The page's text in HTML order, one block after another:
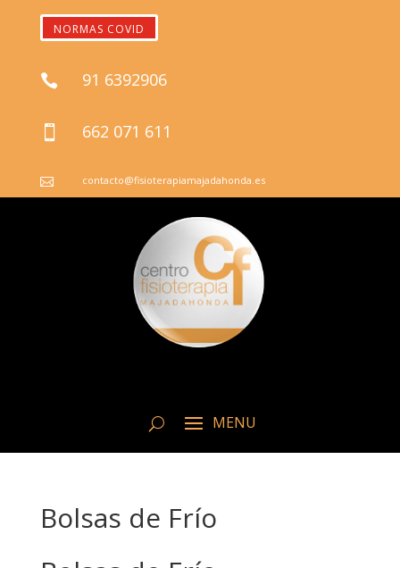
NORMAS COVID
 91 6392906
 662 071 611
 contacto@fisioterapiamajadahonda.es
Bolsas de Frío